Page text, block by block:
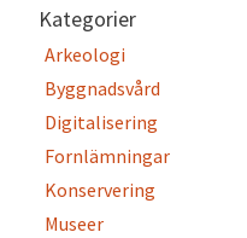
Kategorier
Arkeologi
Byggnadsvård
Digitalisering
Fornlämningar
Konservering
Museer